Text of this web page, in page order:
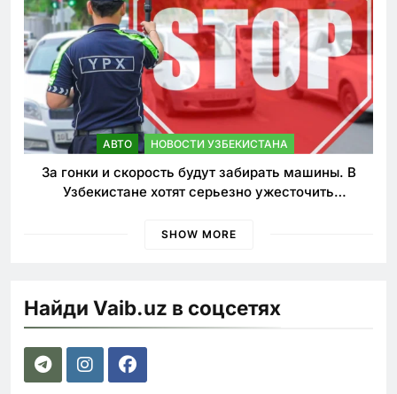
АВТО НОВОСТИ УЗБЕКИСТАНА
За гонки и скорость будут забирать машины. В
Узбекистане хотят серьезно ужесточить
SHOW MORE
Найди Vaib.uz в соцсетях